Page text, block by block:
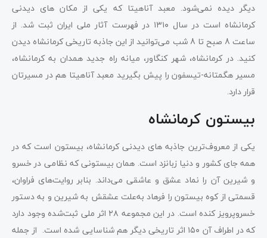
دیگر دیده نمی‌شود. معبد آناهیتا که یکی از مکان‌ های دیدنی
کرمانشاه است در سال ۱۳۱۰ در فهرست ‌آثار‌ ملی ایران ثبت شد. از
ساعت 8 صبح تا 8 شب می‌توانید از این جاذبه تاریخی کرمانشاه دیدن
کنید. در کرمانشاه، شهر کنگاور، میانه راه جدید همدان به کرمانشاه،
مسیر هگمتانه-تیسفون را پیش بگیرید معبد آناهیتا هم در مسیرتان
قرار دارد.
بیستون کرمانشاه
یکی از معروف‌ترین جاذبه‌ های‌ دیدنی کرمانشاه، بیستون است که در
همه جای کشور و دنیا زبانزد است. همان بیستونی که نظامی در خسرو
و شیرین آن را نماد عشق و عاشقی می‌داند. بنابر روایت‌های فراوان،
قسمتی از کوه بیستون را فرهاد به‌علت عشقش به شیرین و به دستور
خسروپرویز کنده است. در این مجموعه ۲۸ اثر ملی ثبت‌شده وجود دارد
که در اطراف آن ۱۵۰ اثر تاریخی دیگر هم شناسایی شده است. از جمله